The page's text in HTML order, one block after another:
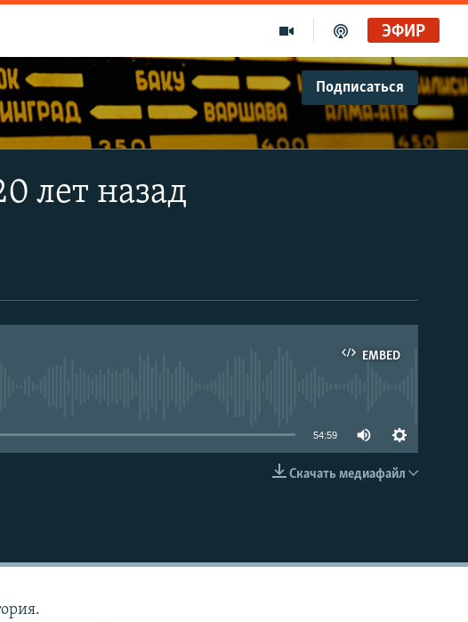
ЭФИР
Подписаться
лет назад
EMBED
EMBED
54:59
Скачать медиафайл